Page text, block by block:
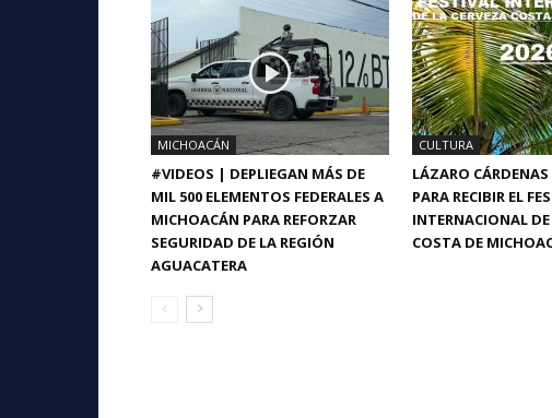
MICHOACÁN
#VIDEOS | DEPLIEGAN MÁS DE
MIL 500 ELEMENTOS FEDERALES A
MICHOACÁN PARA REFORZAR
SEGURIDAD DE LA REGIÓN
AGUACATERA
CULTURA
LÁZARO CÁRDENAS
PARA RECIBIR EL
INTERNACIONAL DE
COSTA DE